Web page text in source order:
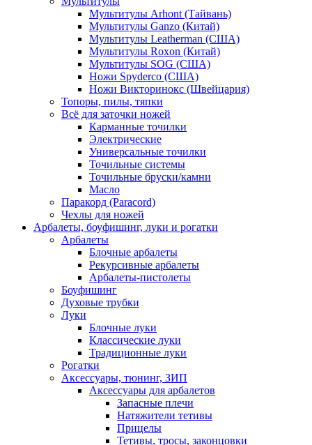
Мультитулы Arhont (Тайвань)
Мультитулы Ganzo (Китай)
Мультитулы Leatherman (США)
Мультитулы Roxon (Китай)
Мультитулы SOG (США)
Ножи Spyderco (США)
Ножи Викторинокс (Швейцария)
Топоры, пилы, тяпки
Всё для заточки ножей
Карманные точилки
Электрические
Универсальные точилки
Точильные системы
Точильные бруски/камни
Масло
Паракорд (Paracord)
Чехлы для ножей
Арбалеты, боуфишинг, луки и рогатки
Арбалеты
Блочные арбалеты
Рекурсивные арбалеты
Арбалеты-пистолеты
Боуфишинг
Духовые трубки
Луки
Блочные луки
Классические луки
Традиционные луки
Рогатки
Аксессуары, тюнинг, ЗИП
Аксессуары для арбалетов
Запасные плечи
Натяжители тетивы
Прицелы
Тетивы, тросы, законцовки